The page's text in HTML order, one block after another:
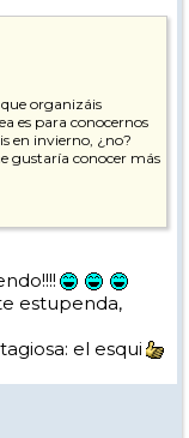
organizáis
es para conocernos
en invierno, ¿no?
gustaría conocer más
estupenda,
el esqui